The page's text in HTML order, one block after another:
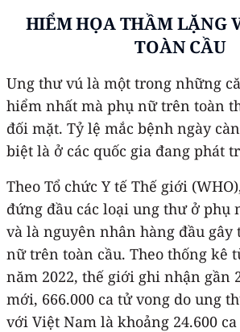
HIỂM HỌA THẦM LẶNG
TOÀN CẦU
Ung thư vú là một trong những
hiểm nhất mà phụ nữ trên toàn
đối mặt. Tỷ lệ mắc bệnh ngày
biệt là ở các quốc gia đang phát
Theo Tổ chức Y tế Thế giới
đứng đầu các loại ung thư ở phụ
và là nguyên nhân hàng đầu gây
nữ trên toàn cầu. Theo thống kê
năm 2022, thế giới ghi nhận gần
mới, 666.000 ca tử vong do ung
với Việt Nam là khoảng 24.600